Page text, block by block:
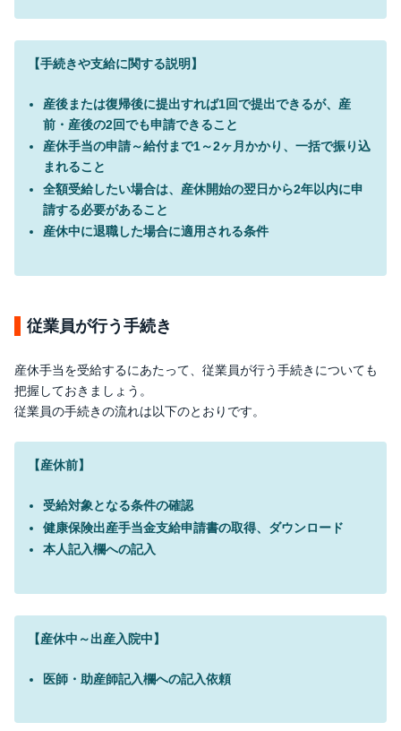
【手続きや支給に関する説明】
産後または復帰後に提出すれば1回で提出できるが、産
前・産後の2回でも申請できること
産休手当の申請～給付まで1～2ヶ月かかり、一括で振り込
まれること
全額受給したい場合は、産休開始の翌日から2年以内に申
請する必要があること
産休中に退職した場合に適用される条件
従業員が行う手続き
産休手当を受給するにあたって、従業員が行う手続きについても
把握しておきましょう。
従業員の手続きの流れは以下のとおりです。
【産休前】
受給対象となる条件の確認
健康保険出産手当金支給申請書の取得、ダウンロード
本人記入欄への記入
【産休中～出産入院中】
医師・助産師記入欄への記入依頼